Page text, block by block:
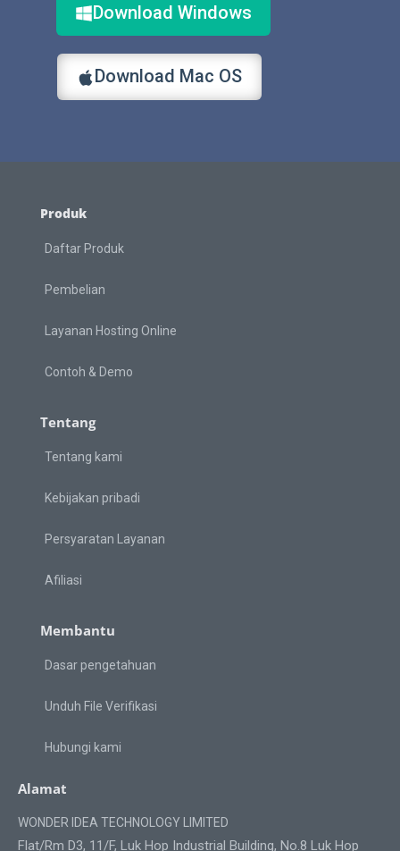
Download Windows
Download Mac OS
Produk
Daftar Produk
Pembelian
Layanan Hosting Online
Contoh & Demo
Tentang
Tentang kami
Kebijakan pribadi
Persyaratan Layanan
Afiliasi
Membantu
Dasar pengetahuan
Unduh File Verifikasi
Hubungi kami
Alamat
WONDER IDEA TECHNOLOGY LIMITED
Flat/Rm D3, 11/F, Luk Hop Industrial Building, No.8 Luk Hop